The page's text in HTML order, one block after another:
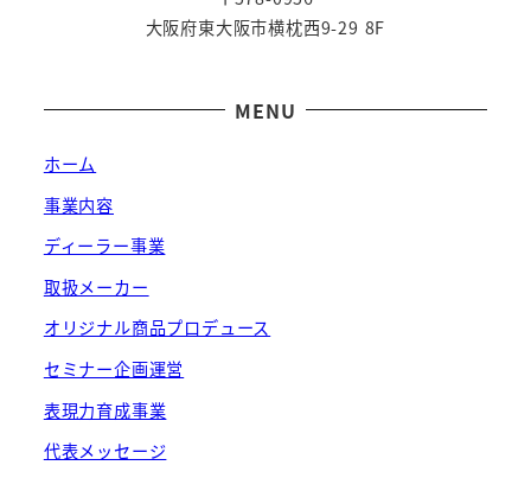
大阪府東大阪市横枕西9-29 8F
MENU
ホーム
事業内容
ディーラー事業
取扱メーカー
オリジナル商品プロデュース
セミナー企画運営
表現力育成事業
代表メッセージ